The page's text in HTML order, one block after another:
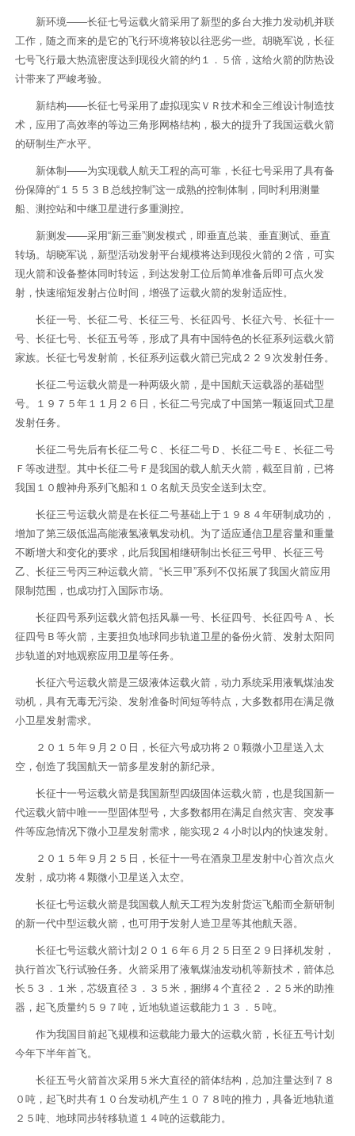
新环境——长征七号运载火箭采用了新型的多台大推力发动机并联
工作，随之而来的是它的飞行环境将较以往恶劣一些。胡晓军说，长征
七号飞行最大热流密度达到现役火箭的约１．５倍，这给火箭的防热设
计带来了严峻考验。
新结构——长征七号采用了虚拟现实ＶＲ技术和全三维设计制造技
术，应用了高效率的等边三角形网格结构，极大的提升了我国运载火箭
的研制生产水平。
新体制——为实现载人航天工程的高可靠，长征七号采用了具有备
份保障的“１５５３Ｂ总线控制”这一成熟的控制体制，同时利用测量
船、测控站和中继卫星进行多重测控。
新测发——采用“新三垂”测发模式，即垂直总装、垂直测试、垂直
转场。胡晓军说，新型活动发射平台规模将达到现役火箭的２倍，可实
现火箭和设备整体同时转运，到达发射工位后简单准备后即可点火发
射，快速缩短发射占位时间，增强了运载火箭的发射适应性。
长征一号、长征二号、长征三号、长征四号、长征六号、长征十一
号、长征七号、长征五号等，形成了具有中国特色的长征系列运载火箭
家族。长征七号发射前，长征系列运载火箭已完成２２９次发射任务。
长征二号运载火箭是一种两级火箭，是中国航天运载器的基础型
号。１９７５年１１月２６日，长征二号完成了中国第一颗返回式卫星
发射任务。
长征二号先后有长征二号Ｃ、长征二号Ｄ、长征二号Ｅ、长征二号
Ｆ等改进型。其中长征二号Ｆ是我国的载人航天火箭，截至目前，已将
我国１０艘神舟系列飞船和１０名航天员安全送到太空。
长征三号运载火箭是在长征二号基础上于１９８４年研制成功的，
增加了第三级低温高能液氢液氧发动机。为了适应通信卫星容量和重量
不断增大和变化的要求，此后我国相继研制出长征三号甲、长征三号
乙、长征三号丙三种运载火箭。“长三甲”系列不仅拓展了我国火箭应用
限制范围，也成功打入国际市场。
长征四号系列运载火箭包括风暴一号、长征四号、长征四号Ａ、长
征四号Ｂ等火箭，主要担负地球同步轨道卫星的备份火箭、发射太阳同
步轨道的对地观察应用卫星等任务。
长征六号运载火箭是三级液体运载火箭，动力系统采用液氧煤油发
动机，具有无毒无污染、发射准备时间短等特点，大多数都用在满足微
小卫星发射需求。
２０１５年９月２０日，长征六号成功将２０颗微小卫星送入太
空，创造了我国航天一箭多星发射的新纪录。
长征十一号运载火箭是我国新型四级固体运载火箭，也是我国新一
代运载火箭中唯一一型固体型号，大多数都用在满足自然灾害、突发事
件等应急情况下微小卫星发射需求，能实现２４小时以内的快速发射。
２０１５年９月２５日，长征十一号在酒泉卫星发射中心首次点火
发射，成功将４颗微小卫星送入太空。
长征七号运载火箭是我国载人航天工程为发射货运飞船而全新研制
的新一代中型运载火箭，也可用于发射人造卫星等其他航天器。
长征七号运载火箭计划２０１６年６月２５日至２９日择机发射，
执行首次飞行试验任务。火箭采用了液氧煤油发动机等新技术，箭体总
长５３．１米，芯级直径３．３５米，捆绑４个直径２．２５米的助推
器，起飞质量约５９７吨，近地轨道运载能力１３．５吨。
作为我国目前起飞规模和运载能力最大的运载火箭，长征五号计划
今年下半年首飞。
长征五号火箭首次采用５米大直径的箭体结构，总加注量达到７８
０吨，起飞时共有１０台发动机产生１０７８吨的推力，具备近地轨道
２５吨、地球同步转移轨道１４吨的运载能力。